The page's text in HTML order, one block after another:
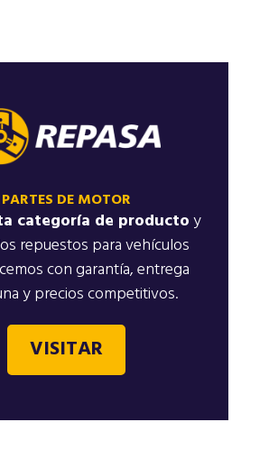
PARTES DE MOTOR
categoría de productoy
repuestos para vehículos
con garantía, entrega
y precios competitivos.
VISITAR